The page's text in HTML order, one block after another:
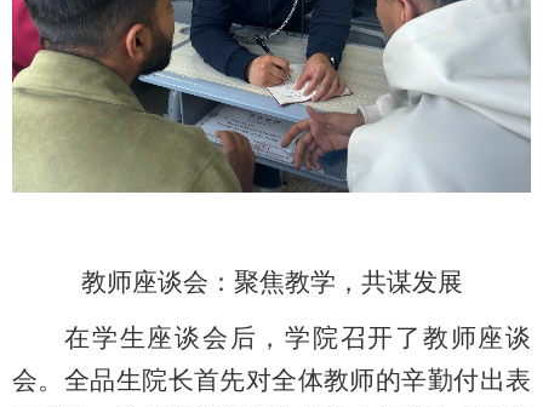
教师座谈会：聚焦教学，共谋发展
在学生座谈会后，学院召开了教师座谈
会。全品生院长首先对全体教师的辛勤付出表